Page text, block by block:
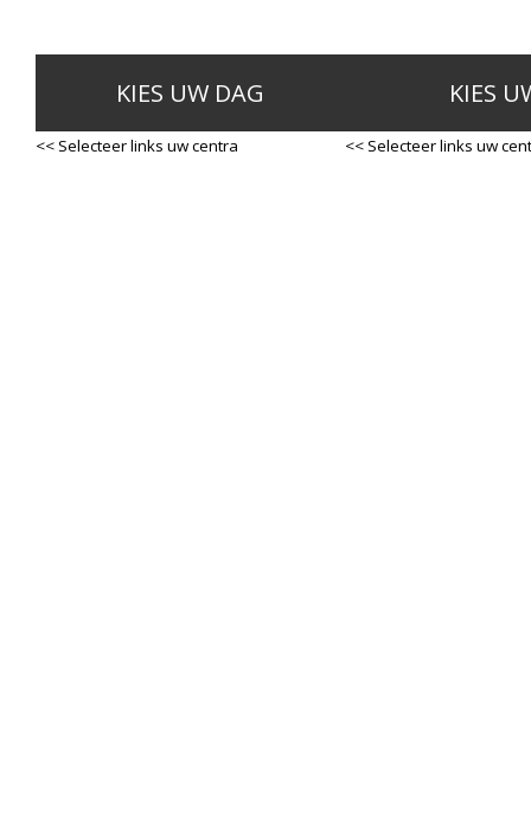
KIES UW DAG
<< Selecteer links uw centra
KIES
<< Selecteer links uw